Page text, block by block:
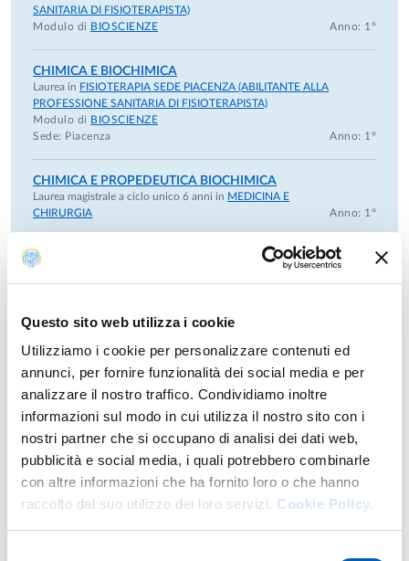
Questo sito web utilizza i cookie
Utilizziamo i cookie per personalizzare contenuti ed
annunci, per fornire funzionalità dei social media e per
analizzare il nostro traffico. Condividiamo inoltre
informazioni sul modo in cui utilizza il nostro sito con i
nostri partner che si occupano di analisi dei dati web,
pubblicità e social media, i quali potrebbero combinarle
con altre informazioni che ha fornito loro o che hanno
raccolto dal suo utilizzo dei loro servizi. Cookie Policy.
SANITARIA DI FISIOTERAPISTA)
Modulo di BIOSCIENZE Anno: 1°
CHIMICA E BIOCHIMICA
Laurea in FISIOTERAPIA SEDE PIACENZA (ABILITANTE ALLA
PROFESSIONE SANITARIA DI FISIOTERAPISTA)
Modulo di BIOSCIENZE
Sede: Piacenza
Anno: 1°
CHIMICA E PROPEDEUTICA BIOCHIMICA
Laurea magistrale a ciclo unico 6 anni in MEDICINA E
CHIRURGIA
Anno: 1°
CHIMICA E PROPEDEUTICA BIOCHIMICA
Laurea magistrale a ciclo unico 6 anni in ODONTOIATRIA E
PROTESI DENTARIA
CHIMICA E PROPEDEUTICA BIOCHIMICA
(ABILITANTE ALLA PROFESSIONE SANITARIA DI TECNICO
DI LABORATORIO BIOMEDICO)
Modulo di
CHIMICA, PROPEDEUTICA BIOCHIMICA E